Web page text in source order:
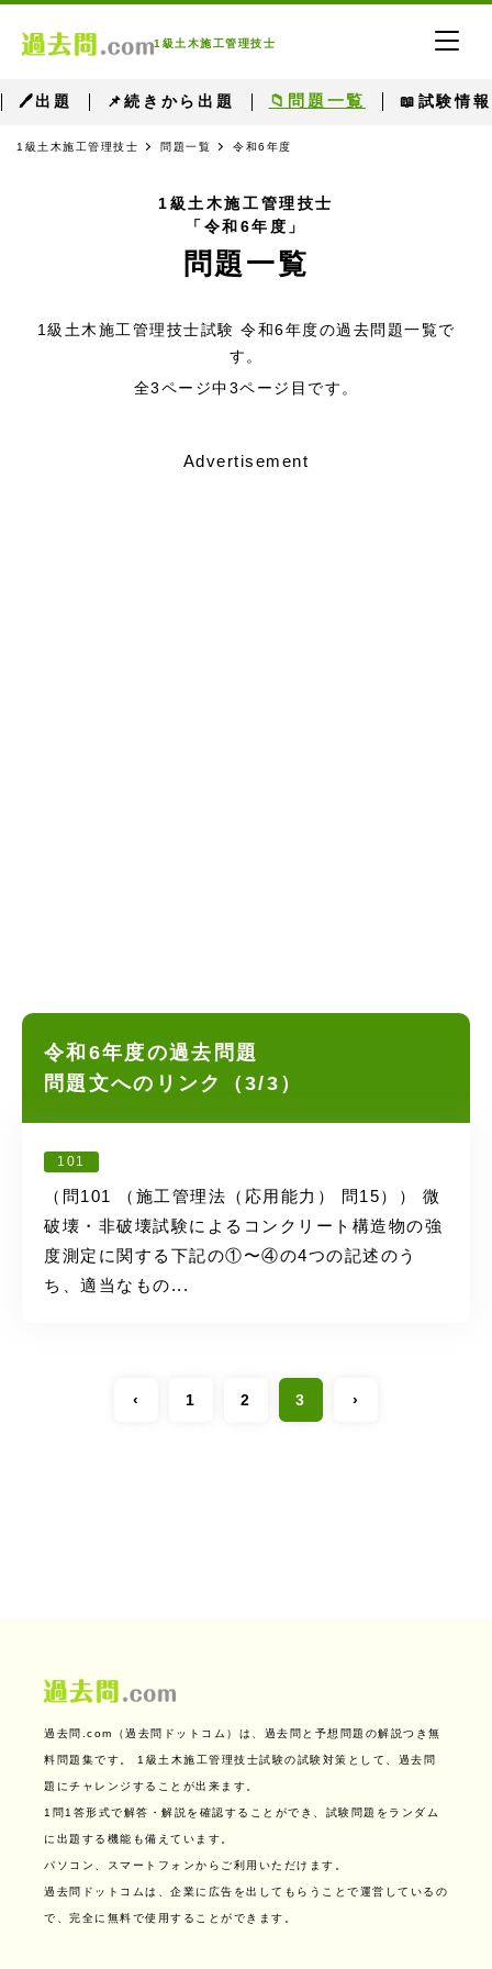
1級土木施工管理技士
🖊出題 📌続きから出題 📁問題一覧 📖試験情報
1級土木施工管理技士 問題一覧 令和6年度
1級土木施工管理技士
「令和6年度」
問題一覧
1級土木施工管理技士試験 令和6年度の過去問題一覧で
す。
全3ページ中3ページ目です。
Advertisement
令和6年度の過去問題
問題文へのリンク（3/3）
101
（問101 （施工管理法（応用能力） 問15）） 微
破壊・非破壊試験によるコンクリート構造物の強
度測定に関する下記の①〜④の4つの記述のう
ち、適当なもの...
‹ 1 2 3 ›
過去問.com（過去問ドットコム）は、過去問と予想問題の解説つき無
料問題集です。 1級土木施工管理技士試験の試験対策として、過去問
題にチャレンジすることが出来ます。
1問1答形式で解答・解説を確認することができ、試験問題をランダム
に出題する機能も備えています。
パソコン、スマートフォンからご利用いただけます。
過去問ドットコムは、企業に広告を出してもらうことで運営しているの
で、完全に無料で使用することができます。